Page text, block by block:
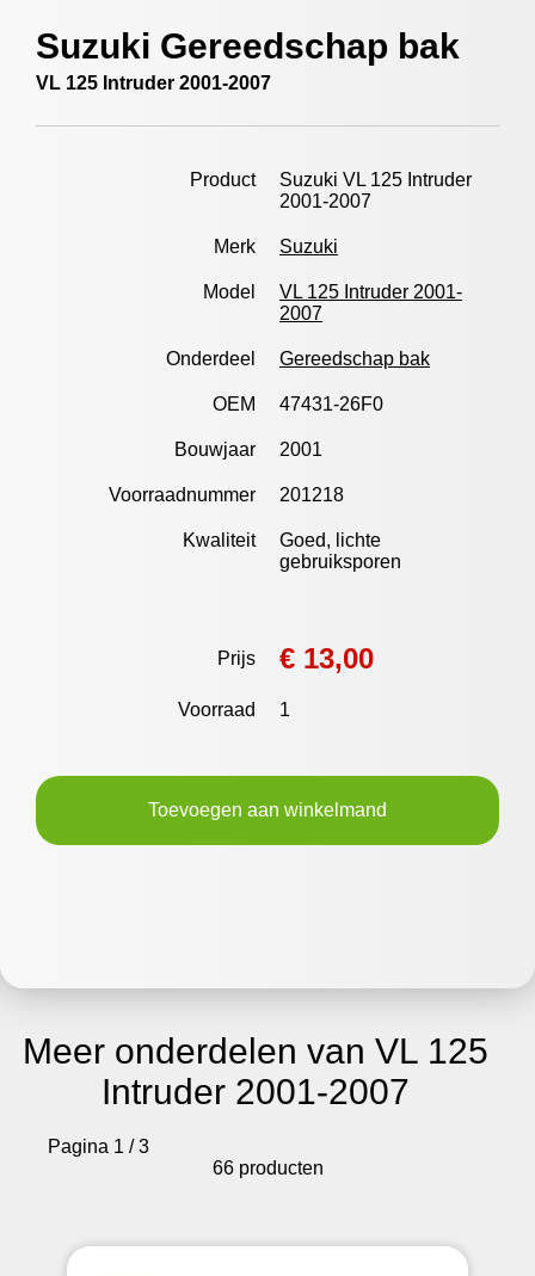
Suzuki Gereedschap bak
VL 125 Intruder 2001-2007
Product
Suzuki VL 125 Intruder
2001-2007
Merk Suzuki
Model
VL 125 Intruder 2001-
2007
Onderdeel Gereedschap bak
OEM 47431-26F0
Bouwjaar 2001
Voorraadnummer 201218
Kwaliteit
Goed, lichte
gebruiksporen
Prijs € 13,00
Voorraad 1
Toevoegen aan winkelmand
Meer onderdelen van VL 125
Intruder 2001-2007
Pagina 1 / 3
66 producten